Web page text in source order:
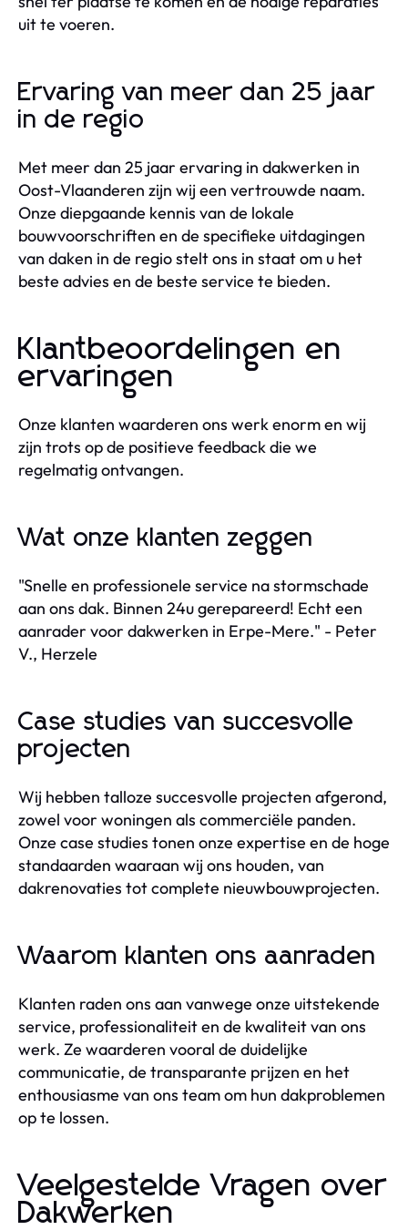
uit te voeren.
Ervaring van meer dan 25 jaar
in de regio
Met meer dan 25 jaar ervaring in dakwerken in
Oost-Vlaanderen zijn wij een vertrouwde naam.
Onze diepgaande kennis van de lokale
bouwvoorschriften en de specifieke uitdagingen
van daken in de regio stelt ons in staat om u het
beste advies en de beste service te bieden.
Klantbeoordelingen en
ervaringen
Onze klanten waarderen ons werk enorm en wij
zijn trots op de positieve feedback die we
regelmatig ontvangen.
Wat onze klanten zeggen
"Snelle en professionele service na stormschade
aan ons dak. Binnen 24u gerepareerd! Echt een
aanrader voor dakwerken in Erpe-Mere." - Peter
V., Herzele
Case studies van succesvolle
projecten
Wij hebben talloze succesvolle projecten afgerond,
zowel voor woningen als commerciële panden.
Onze case studies tonen onze expertise en de hoge
standaarden waaraan wij ons houden, van
dakrenovaties tot complete nieuwbouwprojecten.
Waarom klanten ons aanraden
Klanten raden ons aan vanwege onze uitstekende
service, professionaliteit en de kwaliteit van ons
werk. Ze waarderen vooral de duidelijke
communicatie, de transparante prijzen en het
enthousiasme van ons team om hun dakproblemen
op te lossen.
Veelgestelde Vragen over
Dakwerken